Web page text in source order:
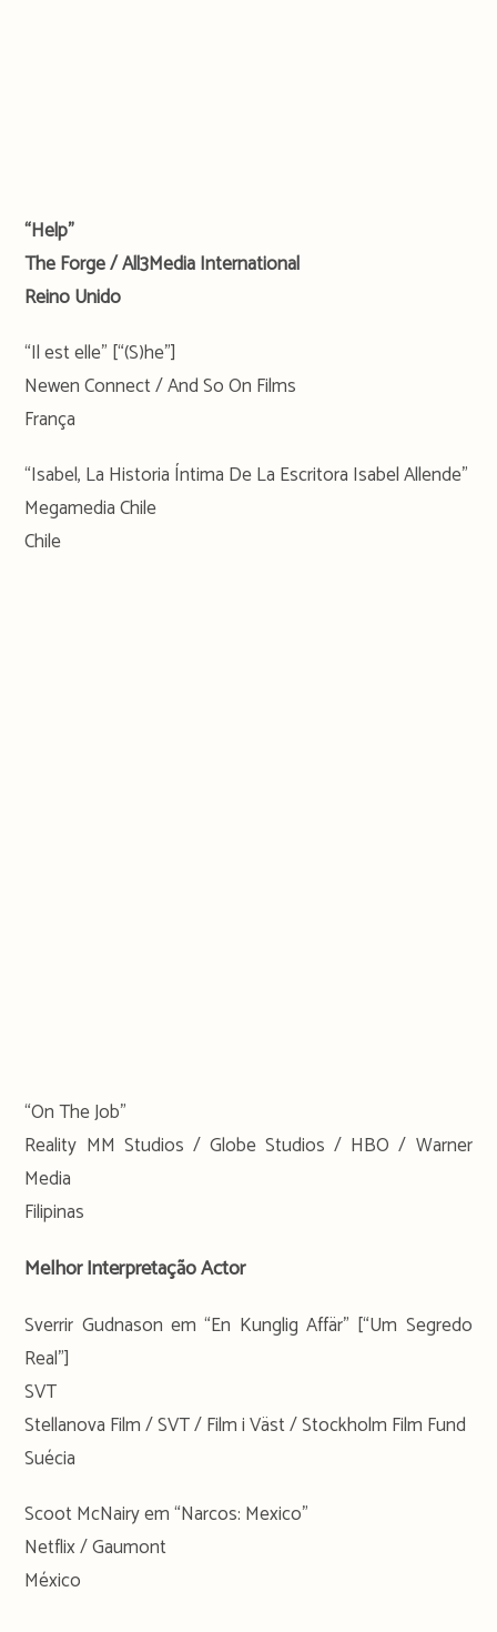
“Help”
The Forge / All3Media International
Reino Unido
“Il est elle” [“(S)he”]
Newen Connect / And So On Films
França
“Isabel, La Historia Íntima De La Escritora Isabel Allende”
Megamedia Chile
Chile
“On The Job”
Reality MM Studios / Globe Studios / HBO / Warner
Media
Filipinas
Melhor Interpretação Actor
Sverrir Gudnason em “En Kunglig Affär” [“Um Segredo
Real”]
SVT
Stellanova Film / SVT / Film i Väst / Stockholm Film Fund
Suécia
Scoot McNairy em “Narcos: Mexico”
Netflix / Gaumont
México